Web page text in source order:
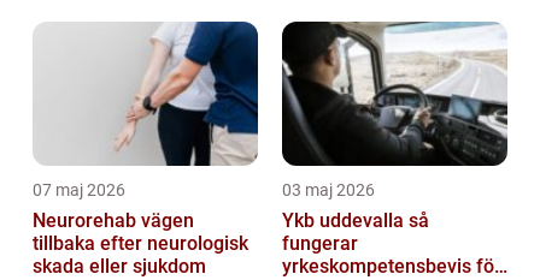
07 maj 2026
Neurorehab vägen
tillbaka efter neurologisk
skada eller sjukdom
03 maj 2026
Ykb uddevalla så
fungerar
yrkeskompetensbevis för